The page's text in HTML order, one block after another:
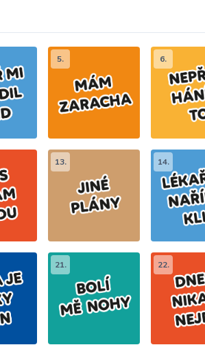
5. 6.
13. 14.
21. 22.